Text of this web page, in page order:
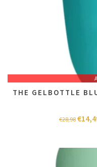
THE GELBOTTLE
€28,98 €